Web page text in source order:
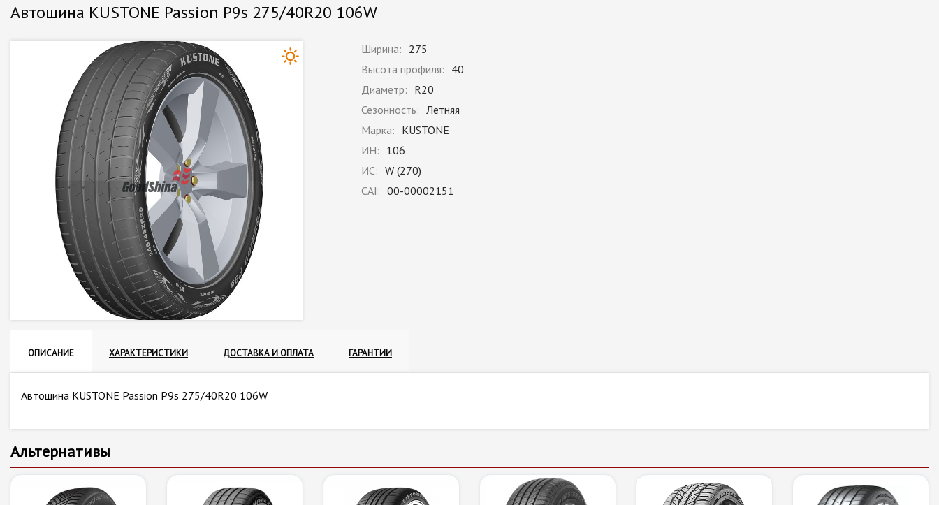
Автошина KUSTONE Passion P9s 275/40R20 106W
Ширина: 275
Высота профиля: 40
Диаметр: R20
Сезонность: Летняя
Марка: KUSTONE
ИН: 106
ИС: W (270)
CAI: 00-00002151
ОПИСАНИЕ ХАРАКТЕРИСТИКИ ДОСТАВКА И ОПЛАТА ГАРАНТИИ
Автошина KUSTONE Passion P9s 275/40R20 106W
Альтернативы